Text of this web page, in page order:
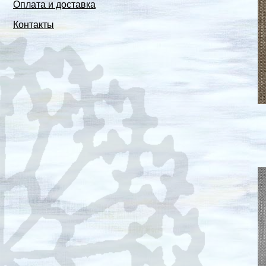
Оплата и доставка
Контакты